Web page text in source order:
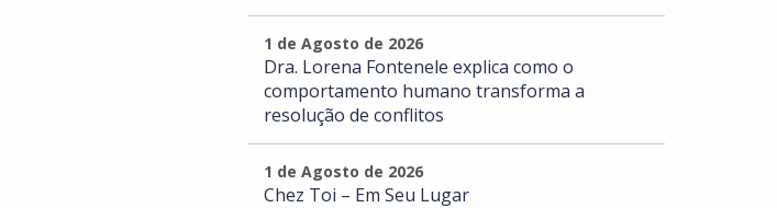
1 de Agosto de 2026
Dra. Lorena Fontenele explica como o
comportamento humano transforma a
resolução de conflitos
1 de Agosto de 2026
Chez Toi – Em Seu Lugar